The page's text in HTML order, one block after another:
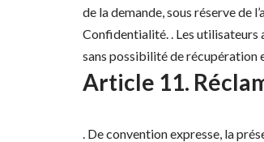
de la demande, sous réserve de
Confidentialité. . Les utilisateurs
sans possibilité de récupération
Article 11.
. De convention expresse, la